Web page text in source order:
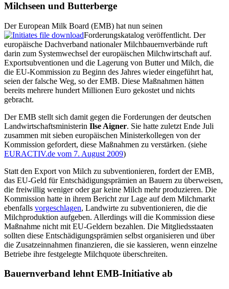
Milchseen und Butterberge
Der European Milk Board (EMB) hat nun seinen
Forderungskatalog veröffentlicht. Der
europäische Dachverband nationaler Milchbauernverbände ruft
darin zum Systemwechsel der europäischen Milchwirtschaft auf.
Exportsubventionen und die Lagerung von Butter und Milch, die
die EU-Kommission zu Beginn des Jahres wieder eingeführt hat,
seien der falsche Weg, so der EMB. Diese Maßnahmen hätten
bereits mehrere hundert Millionen Euro gekostet und nichts
gebracht.
Der EMB stellt sich damit gegen die Forderungen der deutschen
Landwirtschaftsministerin Ilse Aigner. Sie hatte zuletzt Ende Juli
zusammen mit sieben europäischen Ministerkollegen von der
Kommission gefordert, diese Maßnahmen zu verstärken. (siehe
EURACTIV.de vom 7. August 2009)
Statt den Export von Milch zu subventionieren, fordert der EMB,
das EU-Geld für Entschädigungsprämien an Bauern zu überweisen,
die freiwillig weniger oder gar keine Milch mehr produzieren. Die
Kommission hatte in ihrem Bericht zur Lage auf dem Milchmarkt
ebenfalls vorgeschlagen, Landwirte zu subventionieren, die die
Milchproduktion aufgeben. Allerdings will die Kommission diese
Maßnahme nicht mit EU-Geldern bezahlen. Die Mitgliedsstaaten
sollten diese Entschädigungsprämien selbst organisieren und über
die Zusatzeinnahmen finanzieren, die sie kassieren, wenn einzelne
Betriebe ihre festgelegte Milchquote überschreiten.
Bauernverband lehnt EMB-Initiative ab